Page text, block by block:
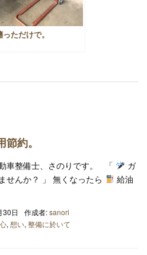
っただけで。
約。
車整備士、さのりです。 「
ガ
せんか？ 」 無くなったら
給油
30日 作成者:sanori
,想い,整備に於いて